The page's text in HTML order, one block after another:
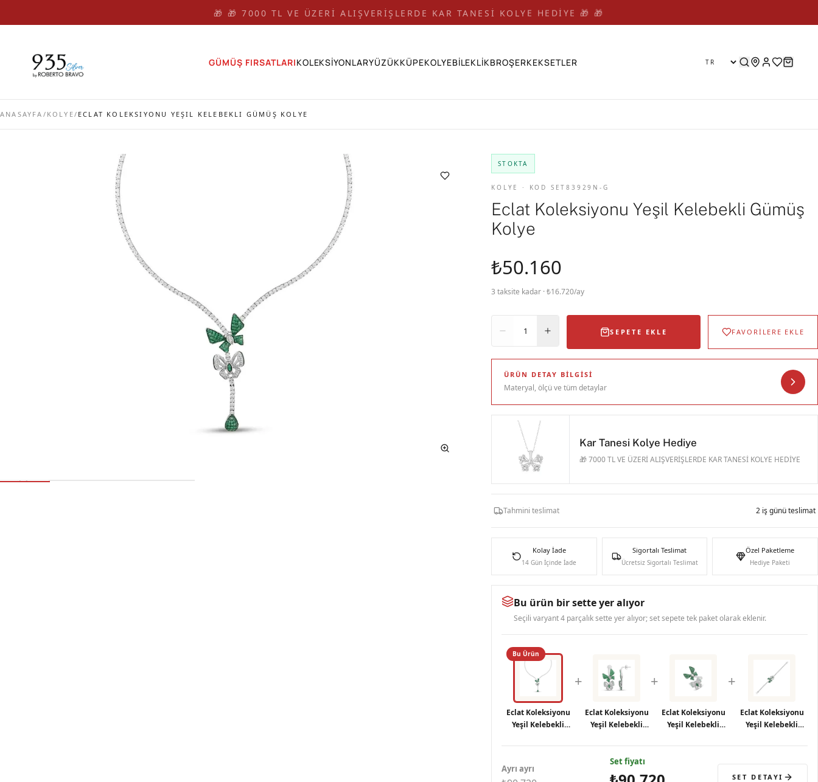
🎁 🎁 7000 TL VE ÜZERİ ALIŞVERİŞLERDE KAR TANESİ KOLYE HEDİYE 🎁 🎁
GÜMÜŞ FIRSATLARIKOLEKSİYONLARYÜZÜKKÜPEKOLYEBİLEKLİKBROŞERKEKSETLER
ANASAYFA / KOLYE/ ECLAT KOLEKSIYONU YEŞIL KELEBEKLI GÜMÜŞ KOLYE
STOKTA
KOLYE · KOD SET83929N-G
Eclat Koleksiyonu Yeşil Kelebekli Gümüş
Kolye
₺50.160
3 taksite kadar · ₺16.720/ay
1 SEPETE EKLE FAVORİLERE EKLE
ÜRÜN DETAY BILGISI
Materyal, ölçü ve tüm detaylar
Kar Tanesi Kolye Hediye
🎁 7000 TL VE ÜZERİ ALIŞVERİŞLERDE KAR TANESİ KOLYE HEDİYE
Tahmini teslimat 2 iş günü teslimat
Kolay İade
14 Gün İçinde İade
Sigortalı Teslimat
Ücretsiz Sigortalı Teslimat
Özel Paketleme
Hediye Paketi
Bu ürün bir sette yer alıyor
Seçili varyant 4 parçalık sette yer alıyor; set sepete tek paket olarak eklenir.
Bu Ürün
Eclat Koleksiyonu
Yeşil Kelebekli
+
Eclat Koleksiyonu
Yeşil Kelebekli
+
Eclat Koleksiyonu
Yeşil Kelebekli
+
Eclat Koleksiyonu
Yeşil Kelebekli
Ayrı ayrı
Set fiyatı
SET DETAYI